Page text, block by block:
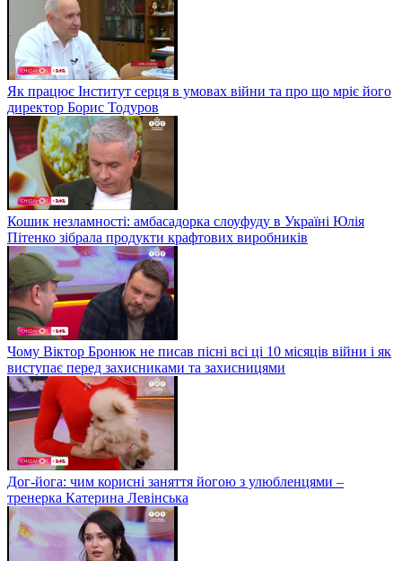
Як працює Інститут серця в умовах війни та про що мріє його
директор Борис Тодуров
Кошик незламності: амбасадорка слоуфуду в Україні Юлія
Пітенко зібрала продукти крафтових виробників
Чому Віктор Бронюк не писав пісні всі ці 10 місяців війни і як
виступає перед захисниками та захисницями
Дог-йога: чим корисні заняття йогою з улюбленцями –
тренерка Катерина Левінська